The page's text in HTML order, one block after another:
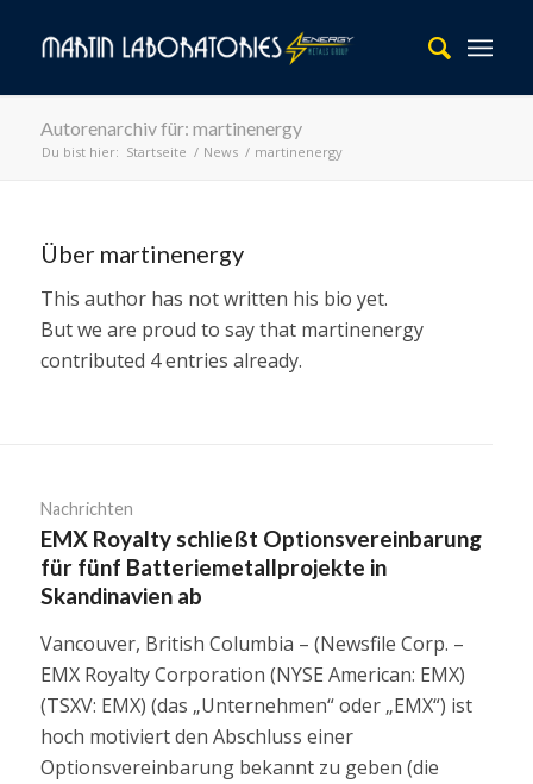
Autorenarchiv für: martinenergy
Du bist hier: Startseite / News / martinenergy
Über martinenergy
This author has not written his bio yet.
But we are proud to say that martinenergy
contributed 4 entries already.
Nachrichten
EMX Royalty schließt Optionsvereinbarung
für fünf Batteriemetallprojekte in
Skandinavien ab
Vancouver, British Columbia – (Newsfile Corp. –
EMX Royalty Corporation (NYSE American: EMX)
(TSXV: EMX) (das „Unternehmen“ oder „EMX“) ist
hoch motiviert den Abschluss einer
Optionsvereinbarung bekannt zu geben (die